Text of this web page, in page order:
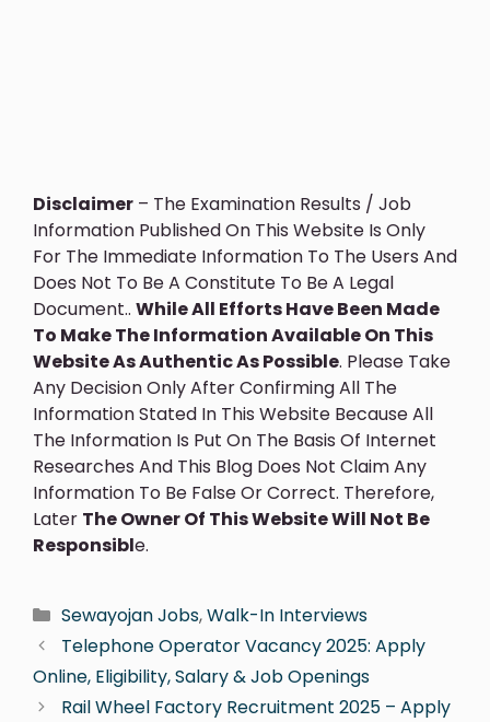
Disclaimer – The Examination Results / Job
Information Published On This Website Is Only
For The Immediate Information To The Users And
Does Not To Be A Constitute To Be A Legal
Document.. While All Efforts Have Been Made
To Make The Information Available On This
Website As Authentic As Possible. Please Take
Any Decision Only After Confirming All The
Information Stated In This Website Because All
The Information Is Put On The Basis Of Internet
Researches And This Blog Does Not Claim Any
Information To Be False Or Correct. Therefore,
Later The Owner Of This Website Will Not Be
ResponsiblE.
Sewayojan Jobs,Walk-In Interviews
Telephone Operator Vacancy 2025: Apply
Online, Eligibility, Salary & Job Openings
Rail Wheel Factory Recruitment 2025 – Apply